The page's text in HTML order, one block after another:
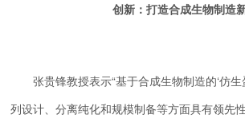
创新：打造合成生物制造
张贵锋教授表示“基于合成生物制造的‘仿
列设计、分离纯化和规模制备等方面具有领先